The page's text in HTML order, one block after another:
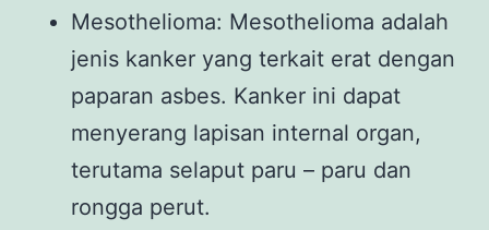
Mesothelioma: Mesothelioma adalah
jenis kanker yang terkait erat dengan
paparan asbes. Kanker ini dapat
menyerang lapisan internal organ,
terutama selaput paru – paru dan
rongga perut.